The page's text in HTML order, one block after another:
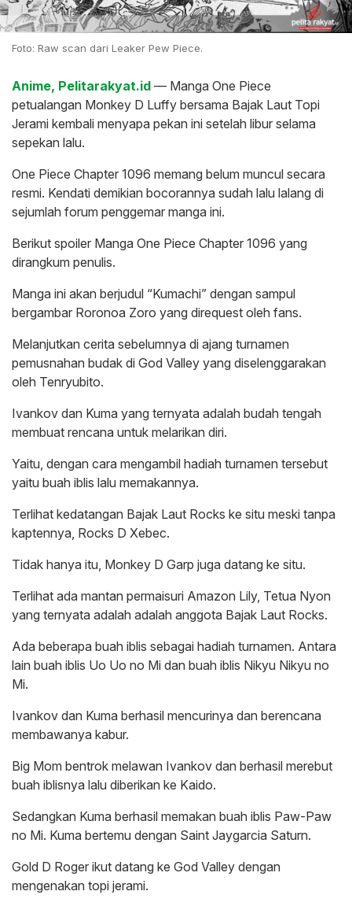
Foto: Raw scan dari Leaker Pew Piece.
Anime, Pelitarakyat.id — Manga One Piece
petualangan Monkey D Luffy bersama Bajak Laut Topi
Jerami kembali menyapa pekan ini setelah libur selama
sepekan lalu.
One Piece Chapter 1096 memang belum muncul secara
resmi. Kendati demikian bocorannya sudah lalu lalang di
sejumlah forum penggemar manga ini.
Berikut spoiler Manga One Piece Chapter 1096 yang
dirangkum penulis.
Manga ini akan berjudul “Kumachi” dengan sampul
bergambar Roronoa Zoro yang direquest oleh fans.
Melanjutkan cerita sebelumnya di ajang turnamen
pemusnahan budak di God Valley yang diselenggarakan
oleh Tenryubito.
Ivankov dan Kuma yang ternyata adalah budah tengah
membuat rencana untuk melarikan diri.
Yaitu, dengan cara mengambil hadiah turnamen tersebut
yaitu buah iblis lalu memakannya.
Terlihat kedatangan Bajak Laut Rocks ke situ meski tanpa
kaptennya, Rocks D Xebec.
Tidak hanya itu, Monkey D Garp juga datang ke situ.
Terlihat ada mantan permaisuri Amazon Lily, Tetua Nyon
yang ternyata adalah adalah anggota Bajak Laut Rocks.
Ada beberapa buah iblis sebagai hadiah turnamen. Antara
lain buah iblis Uo Uo no Mi dan buah iblis Nikyu Nikyu no
Mi.
Ivankov dan Kuma berhasil mencurinya dan berencana
membawanya kabur.
Big Mom bentrok melawan Ivankov dan berhasil merebut
buah iblisnya lalu diberikan ke Kaido.
Sedangkan Kuma berhasil memakan buah iblis Paw-Paw
no Mi. Kuma bertemu dengan Saint Jaygarcia Saturn.
Gold D Roger ikut datang ke God Valley dengan
mengenakan topi jerami.